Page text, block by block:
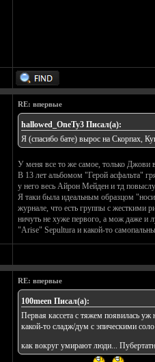
RE: впервые
hallowed_OneTy3 Писал(а):
Я (спасибо бате) вырос на Скорпах,
У меня все то же самое, только Джови
В 13 лет альбомом "Герой асфальта"
у него весь Айрон Мейден и тд
Я таки была идеальным образцом
журнале, что есть группы с жесткими
ничуть не хуже первого, а мож даже и
"Arise" Sepultura и какой-то
RE: впервые
100meen Писал(а):
Первая кассета с тяжем появилась
какой-то сладж/дум с эпическими
как вокруг умирают люди...